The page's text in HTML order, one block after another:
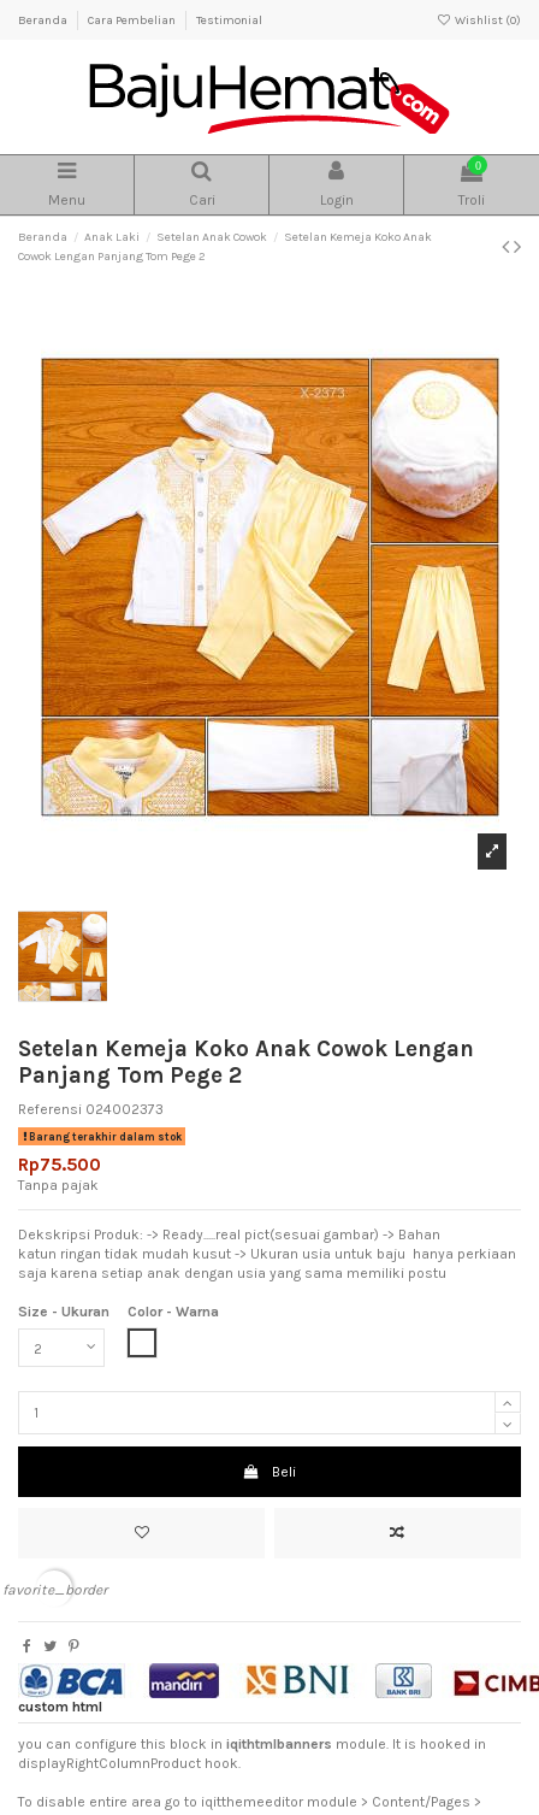
Beranda Cara Pembelian Testimonial Wishlist (0)
Menu Cari Login
0
Troli
Beranda Anak Laki Setelan Anak Cowok
Setelan Kemeja Koko Anak
Cowok Lengan Panjang Tom Pege 2
Setelan Kemeja Koko Anak Cowok Lengan
Panjang Tom Pege 2
Referensi 024002373
Barang terakhir dalam stok
Rp75.500
Tanpa pajak
Dekskripsi Produk: -> Ready.....real pict(sesuai gambar) -> Bahan
katun ringan tidak mudah kusut -> Ukuran usia untuk baju hanya perkiaan
saja karena setiap anak dengan usia yang sama memiliki postu
Size - Ukuran
Color - Warna
Beli
favorite_border
custom html
you can configure this block in iqithtmlbanners module. It is hooked in
displayRightColumnProduct hook.
To disable entire area go to iqitthemeeditor module > Content/Pages >